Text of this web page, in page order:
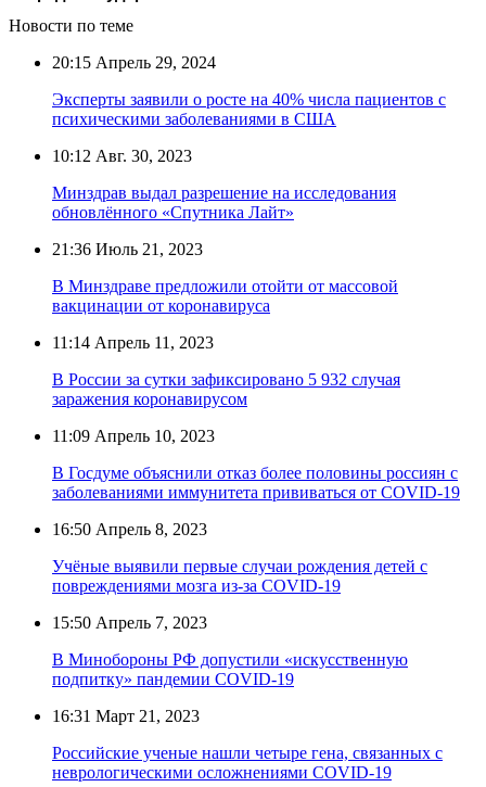
Новости по теме
20:15 Апрель 29, 2024
Эксперты заявили о росте на 40% числа пациентов с
психическими заболеваниями в США
10:12 Авг. 30, 2023
Минздрав выдал разрешение на исследования
обновлённого «Спутника Лайт»
21:36 Июль 21, 2023
В Минздраве предложили отойти от массовой
вакцинации от коронавируса
11:14 Апрель 11, 2023
В России за сутки зафиксировано 5 932 случая
заражения коронавирусом
11:09 Апрель 10, 2023
В Госдуме объяснили отказ более половины россиян с
заболеваниями иммунитета прививаться от COVID-19
16:50 Апрель 8, 2023
Учёные выявили первые случаи рождения детей с
повреждениями мозга из-за COVID-19
15:50 Апрель 7, 2023
В Минобороны РФ допустили «искусственную
подпитку» пандемии COVID-19
16:31 Март 21, 2023
Российские ученые нашли четыре гена, связанных с
неврологическими осложнениями COVID-19